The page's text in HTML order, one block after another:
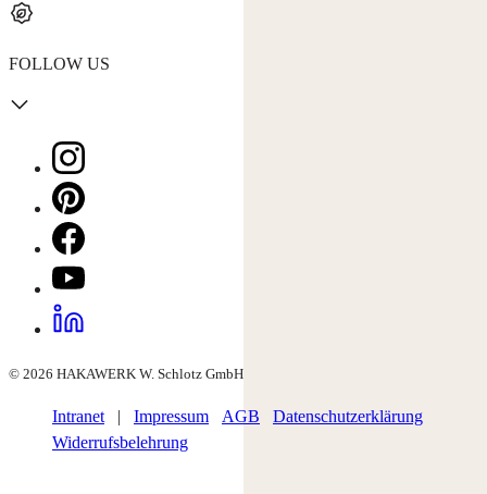
FOLLOW US
© 2026 HAKAWERK W. Schlotz GmbH
Intranet | Impressum AGB
Datenschutzerklärung
Widerrufsbelehrung